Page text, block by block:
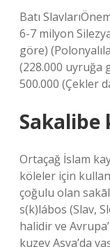
Batı
6-7 milyon
göre)
(228.000 uyruğa
500.000 (Çekler
Sakalibe
Ortaçağ İslam
köleler için
çoğulu olan
s(k)lábos (Slav,
halidir ve
kuzey Asya’da